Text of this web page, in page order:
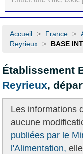
de
moi
Accueil > France >
Reyrieux > BASE
Établissement
Reyrieux,
Les informations
aucune
publiées par le
l'Alimentation,